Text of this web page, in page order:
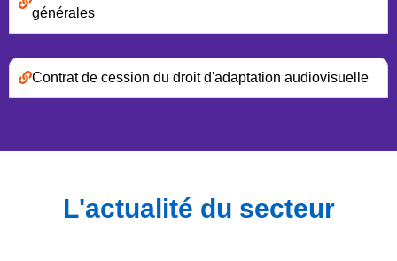
générales
Contrat de cession du droit d'adaptation audiovisuelle
L'actualité du secteur